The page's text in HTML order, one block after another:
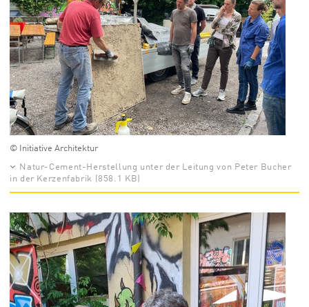
© Initiative Architektur
Natur-Cement-Herstellung unter der Leitung von Peter Bucher
in der Kerzenfabrik (858.1 KB)